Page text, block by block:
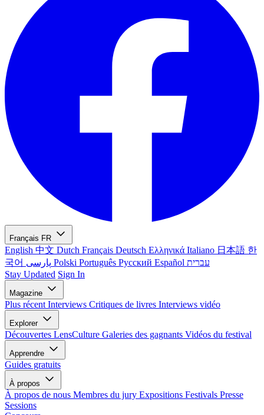
Français FR
English 中文 Dutch Français Deutsch Ελληνικά Italiano 日本語 한
국어
Polski Português Русский Español עברית
Stay Updated Sign In
Magazine
Plus récent Interviews Critiques de livres Interviews vidéo
Explorer
Découvertes LensCulture Galeries des gagnants Vidéos du festival
Apprendre
Guides gratuits
À propos
À propos de nous Membres du jury Expositions Festivals Presse
Sessions